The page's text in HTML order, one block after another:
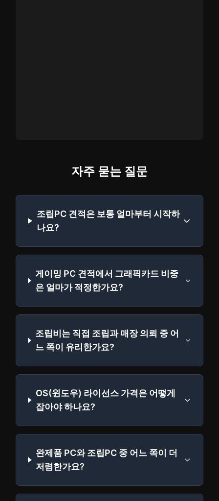
자주 묻는 질문
조립PC 견적은 보통 얼마부터 시작하
나요?
게이밍 PC 견적에서 그래픽카드 비중
은 얼마가 적정한가요?
조립비는 직접 조립과 매장 의뢰 중 어
느 쪽이 유리한가요?
OS(윈도우) 라이선스 가격은 어떻게
잡아야 하나요?
완제품 PC와 조립PC 중 어느 쪽이 더
저렴한가요?